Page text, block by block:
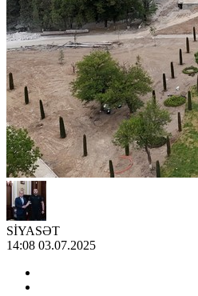
SİYASƏT
14:08 03.07.2025